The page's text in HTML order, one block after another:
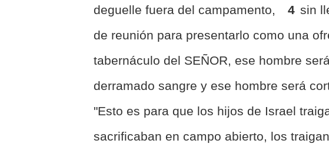
deguelle fuera del campamento,
4 sin
de reunión para presentarlo como una
tabernáculo del SEÑOR, ese hombre
derramado sangre y ese hombre será
"Esto es para que los hijos de Israel
sacrificaban en campo abierto, los